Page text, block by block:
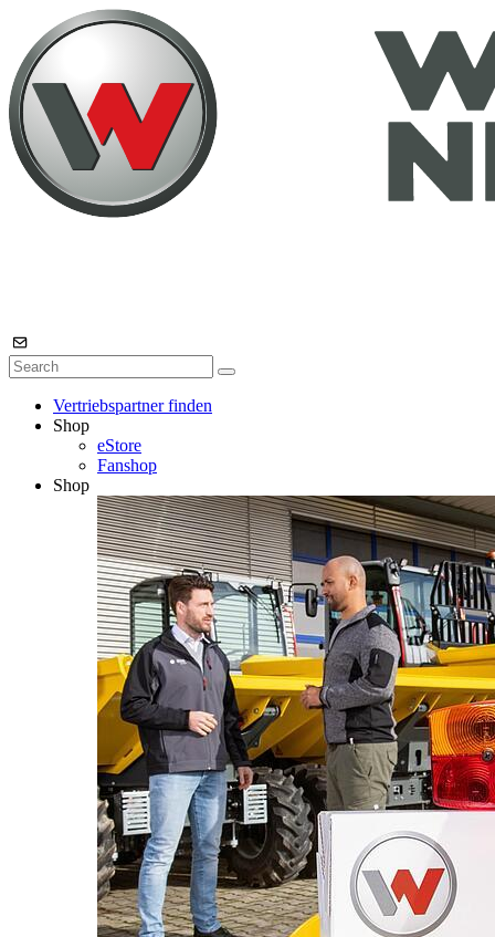
Vertriebspartner finden
Shop
eStore
Fanshop
Shop